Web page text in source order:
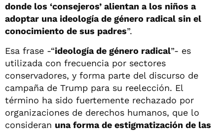
donde los ‘consejeros’ alientan a los niños a
adoptar una ideología de género radical sin el
conocimiento de sus padres”.
Esa frase -“ideología de género radical”- es
utilizada con frecuencia por sectores
conservadores, y forma parte del discurso de
campaña de Trump para su reelección. El
término ha sido fuertemente rechazado por
organizaciones de derechos humanos, que lo
consideran una forma de estigmatización de las